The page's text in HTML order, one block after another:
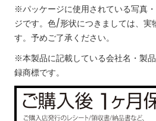
※パッケージに使用されている写真
ジです。色/形状につきましては、実
す。予めご了承ください。
※本製品に記載している会社名・製
録商標です。